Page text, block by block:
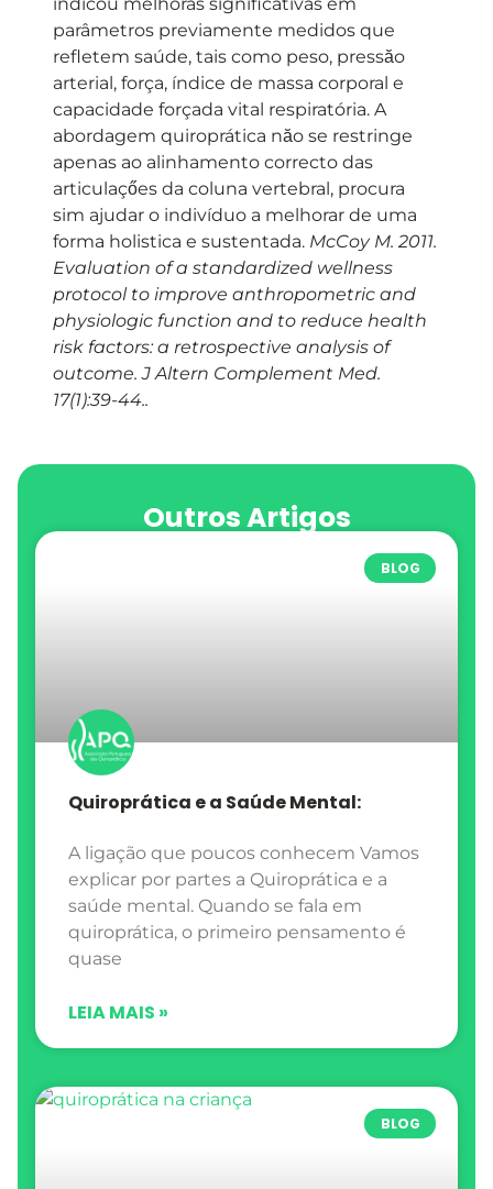
Outros Artigos
BLOG
Quiroprática e a Saúde Mental:
A ligação que poucos conhecem Vamos
explicar por partes a Quiroprática e a
saúde mental. Quando se fala em
quiroprática, o primeiro pensamento é
quase
LEIA MAIS »
BLOG
parâmetros previamente medidos que
refletem saúde, tais como peso, pressăo
arterial, força, índice de massa corporal e
capacidade forçada vital respiratória. A
abordagem quiroprática năo se restringe
apenas ao alinhamento correcto das
articulaçőes da coluna vertebral, procura
sim ajudar o indivíduo a melhorar de uma
forma holistica e sustentada. McCoy M. 2011.
Evaluation of a standardized wellness
protocol to improve anthropometric and
physiologic function and to reduce health
risk factors: a retrospective analysis of
outcome. J Altern Complement Med.
17(1):39-44..